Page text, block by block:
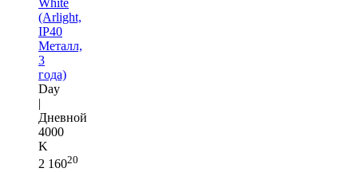
(Arlight,
IP40
Металл,
3
года)
Day
|
Дневной
4000
K
2 16020